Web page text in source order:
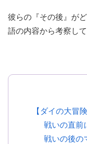
彼らの『その後』が
語の内容から考察して
【ダイの大冒
戦いの直前
戦いの後の